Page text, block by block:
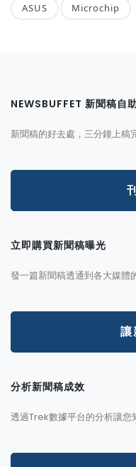
ASUS Microchip
NEWSBUFFET 新聞稿自
新聞稿的好去處，三分鐘上稿
立即購買新聞稿曝光
發一篇新聞稿透通到各大媒體
讓
分析新聞稿成效
透過Trek數據平台的分析讓您